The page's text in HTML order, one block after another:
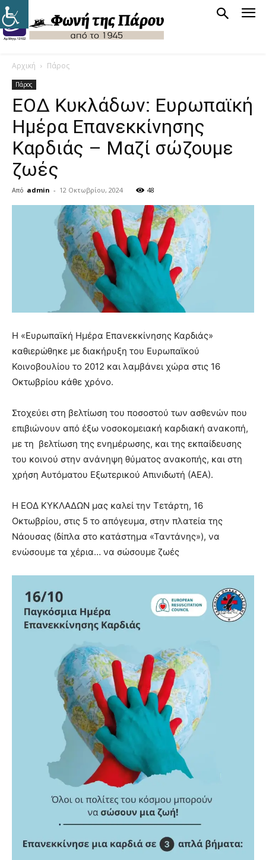
Αρχική Πάρος
Πάρος
ΕΟΔ Κυκλάδων: Ευρωπαϊκή
Ημέρα Επανεκκίνησης
Καρδιάς – Μαζί σώζουμε
ζωές
Από admin - 12 Οκτωβρίου, 2024 48
Η «Ευρωπαϊκή Ημέρα Επανεκκίνησης Καρδιάς»
καθιερώθηκε με διακήρυξη του Ευρωπαϊκού
Κοινοβουλίου το 2012 και λαμβάνει χώρα στις 16
Οκτωβρίου κάθε χρόνο.
Στοχεύει στη βελτίωση του ποσοστού των ασθενών που
επιβιώνουν από έξω νοσοκομειακή καρδιακή ανακοπή,
με τη βελτίωση της ενημέρωσης, και της εκπαίδευσης
του κοινού στην ανάνηψη θύματος ανακοπής, και στη
χρήση Αυτόματου Εξωτερικού Απινιδωτή (ΑΕΑ).
Η ΕΟΔ ΚΥΚΛΑΔΩΝ μας καλεί την Τετάρτη, 16
Οκτωβρίου, στις 5 το απόγευμα, στην πλατεία της
Νάουσας (δίπλα στο κατάστημα «Ταντάνης»), να
ενώσουμε τα χέρια… να σώσουμε ζωές